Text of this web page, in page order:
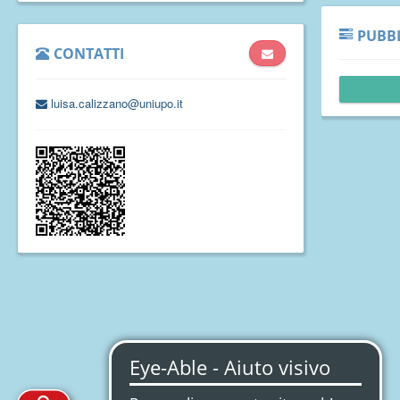
CONTATTI
luisa.calizzano@uniupo.it